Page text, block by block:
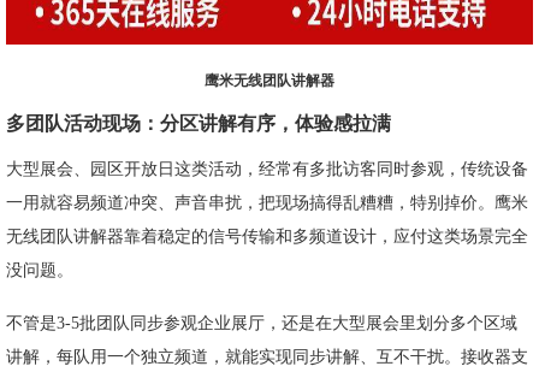
鹰米无线团队讲解器
多团队活动现场：分区讲解有序，体验感拉满
大型展会、园区开放日这类活动，经常有多批访客同时参观，传统设备
一用就容易频道冲突、声音串扰，把现场搞得乱糟糟，特别掉价。鹰米
无线团队讲解器靠着稳定的信号传输和多频道设计，应付这类场景完全
没问题。
不管是3-5批团队同步参观企业展厅，还是在大型展会里划分多个区域
讲解，每队用一个独立频道，就能实现同步讲解、互不干扰。接收器支